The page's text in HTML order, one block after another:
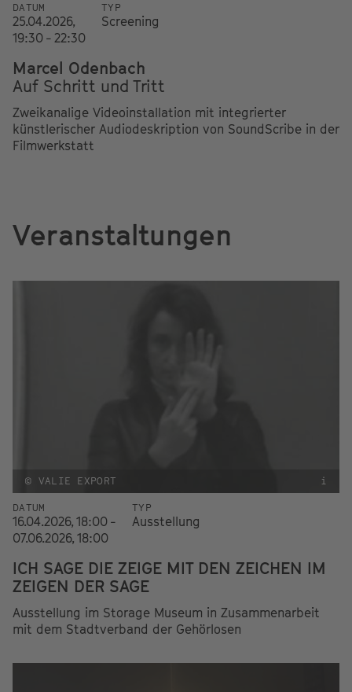
DATUM
25.04.2026,
19:30 - 22:30
TYP
Screening
Marcel Odenbach
Auf Schritt und Tritt
Zweikanalige Videoinstallation mit integrierter
künstlerischer Audiodeskription von SoundScribe in der
Filmwerkstatt
Veranstaltungen
© VALIE EXPORT i
DATUM
16.04.2026, 18:00 -
07.06.2026, 18:00
TYP
Ausstellung
ICH SAGE DIE ZEIGE MIT DEN ZEICHEN IM
ZEIGEN DER SAGE
Ausstellung im Storage Museum in Zusammenarbeit
mit dem Stadtverband der Gehörlosen